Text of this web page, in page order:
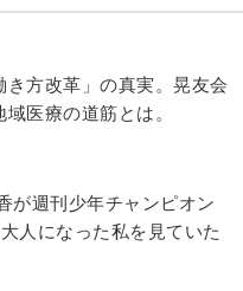
方改革」の真実。晃友会
医療の道筋とは。
が週刊少年チャンピオン
人になった私を見ていた